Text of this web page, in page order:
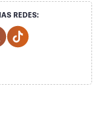
REDES:
Media
Social Media
Social Media
Twitter Social Media
Tiktok Social